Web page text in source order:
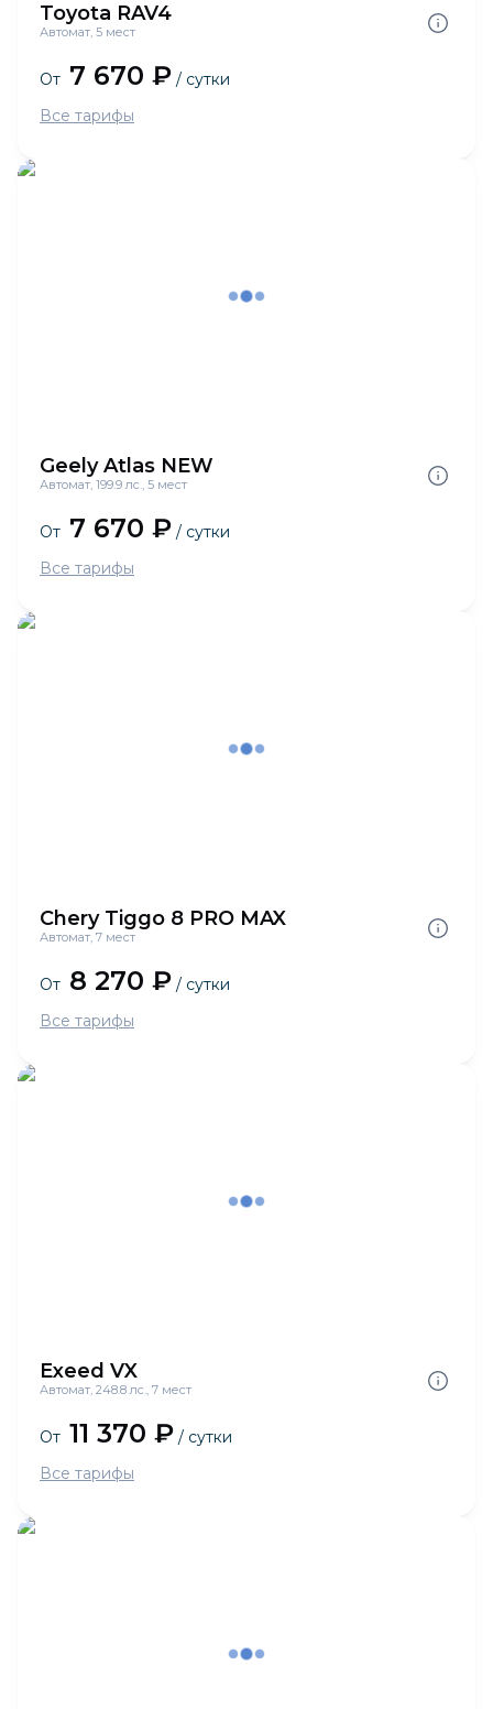
Toyota RAV4
Автомат, 5 мест
От 7 670 ₽ / сутки
Все тарифы
Geely Atlas NEW
Автомат, 199.9 лс., 5 мест
От 7 670 ₽ / сутки
Все тарифы
Chery Tiggo 8 PRO MAX
Автомат, 7 мест
От 8 270 ₽ / сутки
Все тарифы
Exeed VX
Автомат, 248.8 лс., 7 мест
От 11 370 ₽ / сутки
Все тарифы